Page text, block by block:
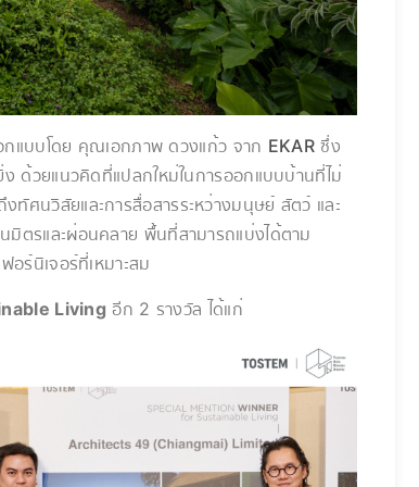
แบบโดย คุณเอกภาพ ดวงแก้ว จาก EKAR ซึ่ง
ด้วยแนวคิดที่แปลกใหม่ในการออกแบบบ้านที่ไม่
ศนวิสัยและการสื่อสารระหว่างมนุษย์ สัตว์ และ
ตรและผ่อนคลาย พื้นที่สามารถแบ่งได้ตาม
ร์นิเจอร์ที่เหมาะสม
Living อีก 2 รางวัล ได้แก่